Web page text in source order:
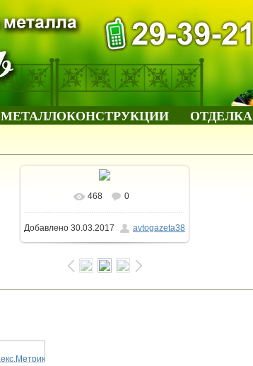
МЕТАЛЛОКОНСТРУКЦИИ ОТДЕЛКА
В реальном размере
173.4Kb
468 0
Добавлено 30.03.2017 avtogazeta38